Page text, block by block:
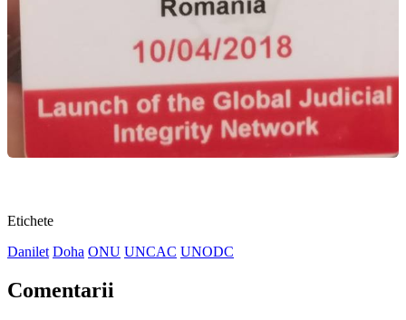
Etichete
Danilet Doha ONU UNCAC UNODC
Comentarii